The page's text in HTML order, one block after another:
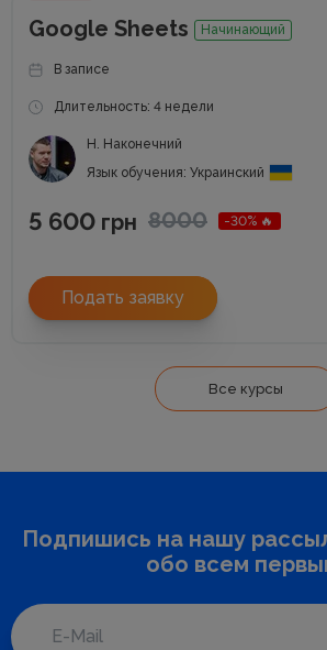
Google Sheets Начинающий
В записе
Длительность: 4 недели
Н. Наконечний
Язык обучения: Украинский
5 600 грн 8000 -30% 🔥
Подать заявку
Все курсы
Подпишись на нашу
обо всем